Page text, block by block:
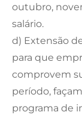
outubro,
salário.
d) Extensão
para que
comprovem
período,
programa de